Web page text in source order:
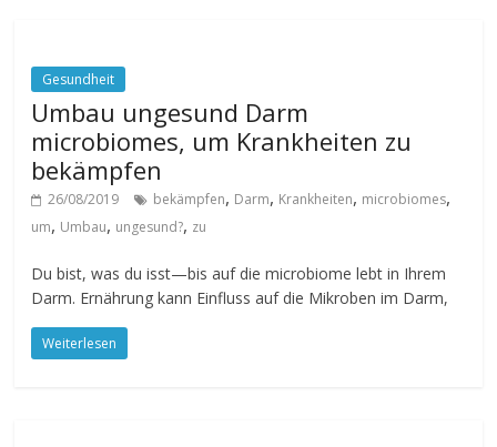
Gesundheit
Umbau ungesund Darm
microbiomes, um Krankheiten zu
bekämpfen
26/08/2019 bekämpfen, Darm, Krankheiten, microbiomes,
um, Umbau, ungesund?, zu
Du bist, was du isst—bis auf die microbiome lebt in Ihrem
Darm. Ernährung kann Einfluss auf die Mikroben im Darm,
Weiterlesen